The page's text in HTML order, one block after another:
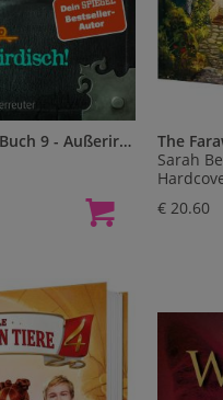
Das kleine Böse Buch 9 - Außerirdisch! (Das kleine Böse Buch, Bd. 9)
The
Sarah
€ 20.60